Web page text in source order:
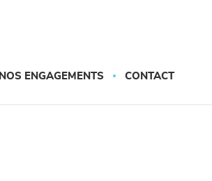
NOS ENGAGEMENTS CONTACT